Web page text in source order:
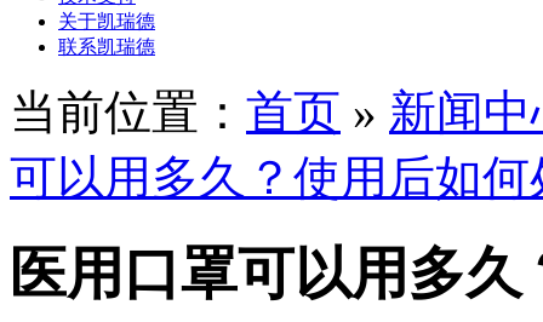
关于凯瑞德
联系凯瑞德
当前位置： 首页 » 新闻中
可以用多久？使用后如何
医用口罩可以用多